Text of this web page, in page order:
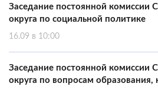
Заседание постоянной комиссии
округа по социальной политике
16.09 в 10:00
Заседание постоянной комиссии
округа по вопросам образования,